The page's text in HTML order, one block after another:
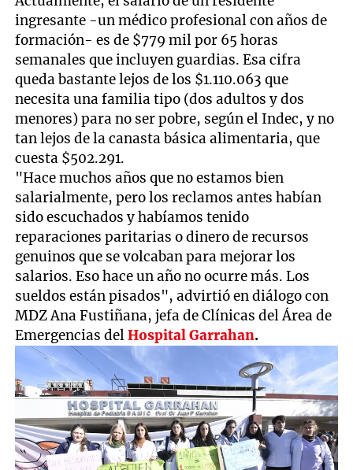
ingresante -un médico profesional con años de
formación- es de $779 mil por 65 horas
semanales que incluyen guardias. Esa cifra
queda bastante lejos de los $1.110.063 que
necesita una familia tipo (dos adultos y dos
menores) para no ser pobre, según el Indec, y no
tan lejos de la canasta básica alimentaria, que
cuesta $502.291.
"Hace muchos años que no estamos bien
salarialmente, pero los reclamos antes habían
sido escuchados y habíamos tenido
reparaciones paritarias o dinero de recursos
genuinos que se volcaban para mejorar los
salarios. Eso hace un año no ocurre más. Los
sueldos están pisados", advirtió en diálogo con
MDZ Ana Fustiñana, jefa de Clínicas del Área de
Emergencias delHospital Garrahan.